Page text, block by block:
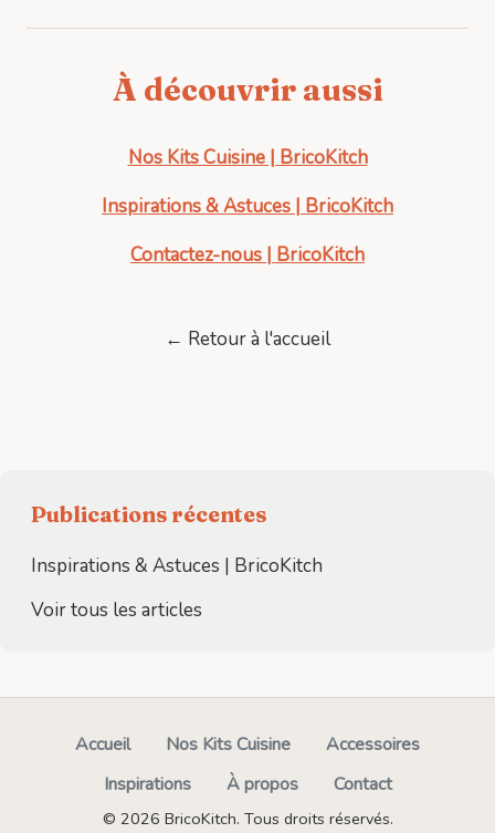
À découvrir aussi
Nos Kits Cuisine | BricoKitch
Inspirations & Astuces | BricoKitch
Contactez-nous | BricoKitch
← Retour à l'accueil
Publications récentes
Inspirations & Astuces | BricoKitch
Voir tous les articles
Accueil Nos Kits Cuisine
Accessoires
Inspirations
À propos Contact
© 2026 BricoKitch. Tous droits réservés.